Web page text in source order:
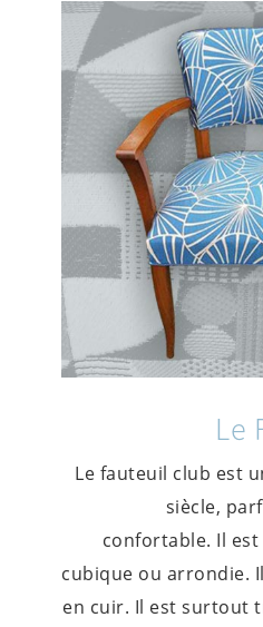
Le
Le fauteuil club est
siècle,
confortable. Il
cubique ou arrondie.
en cuir. Il est surtout